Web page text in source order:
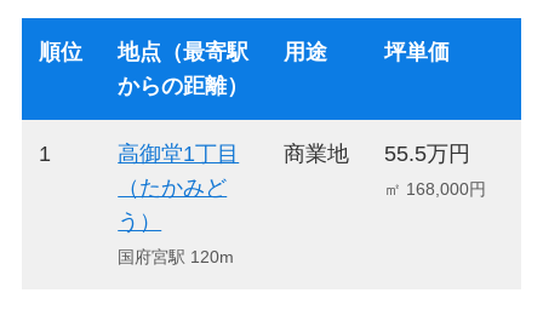
順位
地点（最寄駅
からの距離）
用途 坪単価
1
高御堂1丁目
（たかみど
う）
国府宮駅 120m
商業地 55.5万円
㎡ 168,000円